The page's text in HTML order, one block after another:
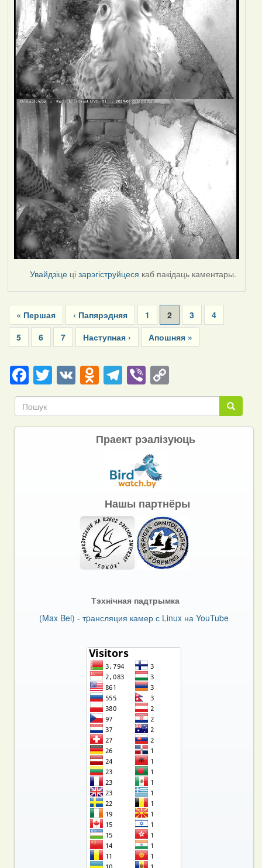
Увайдзіце цізарэгіструйцеся каб пакідаць каментары.
Pagination
First
page
« Першая
Previous
page
‹ Папярэдняя Page
1
Current
page
2 Page
3 Page
4
Page
5 Page
6 Page
7
Next
page
Наступная ›
Last
page
Апошняя »
Facebook
Twitter
VKOdnoklassniki
Telegram
ViberCopy
Link Пошук
Пошук
Праект рэалізуюць
Нашы партнёры
Тэхнічная падтрымка
(Max Bel) - тpансляция камер с Linux на YouTube